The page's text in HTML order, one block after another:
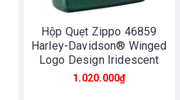
Hộp Quẹt Zippo 46859
Harley-Davidson® Winged
Logo Design Iridescent
1.020.000₫